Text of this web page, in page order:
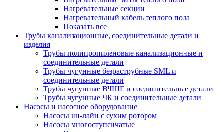
Нагревательные секции
Нагревательный кабель теплого пола
Показать все
Трубы канализационные, соединительные детали и
изделия
Трубы полипропиленовые канализационные и
соединительные детали
Трубы чугунные безраструбные SML и
соединительные детали
Трубы чугунные ВЧШГ и соединительные детали
Трубы чугунные ЧК и соединительные детали
Насосы и насосное оборудование
Насосы ин-лайн с сухим ротором
Насосы многоступенчатые